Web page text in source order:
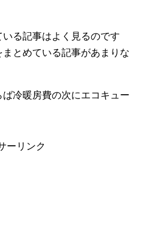
る記事はよく見るのです
とめている記事があまりな
冷暖房費の次にエコキュー
ーリンク